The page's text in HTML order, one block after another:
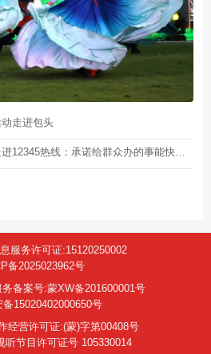
动走进包头
服务许可证:15120250002
备2025023962号
备案号:蒙XW备201600001号
15020402000650号
经营许可证:(蒙)字第00408号
听节目许可证号 105330014